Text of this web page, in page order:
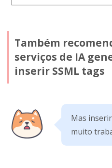
Também
serviços de IA
inserir SSML tags
Mas
muito